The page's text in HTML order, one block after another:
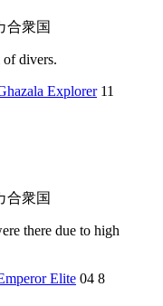
合衆国
of divers.
Explorer 11
合衆国
there due to high
Elite 04 8